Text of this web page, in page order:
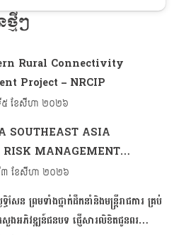
មីៗ
Rural Connectivity
Project – NRCIP
ទី៥ ខែសីហា ២០២៦
SOUTHEAST ASIA
RISK MANAGEMENT
(CSADRM-2)
ទី៣ ខែសីហា ២០២៦
សែន ព្រមទាំងថ្នាក់ដឹកនាំនិងមន្ត្រីរាជការ គ្រប់
សួងអភិវឌ្ឍន៍ជនបទ ផ្ញើសារលិខិតជូនពរ